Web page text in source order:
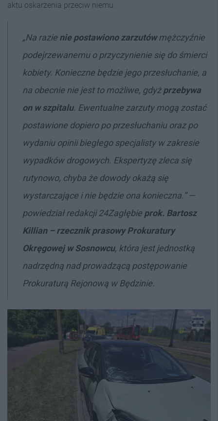
aktu oskarżenia przeciw niemu.
„Na razie nie postawiono zarzutówmężczyźnie
podejrzewanemu o przyczynienie się do śmierci
kobiety. Konieczne będzie jego przesłuchanie, a
na obecnie nie jest to możliwe, gdyżprzebywa
on w szpitalu. Ewentualne zarzuty mogą zostać
postawione dopiero po przesłuchaniu oraz po
wydaniu opinii biegłego specjalisty w zakresie
wypadków drogowych. Ekspertyzę zleca się
rutynowo, chyba że dowody okażą się
wystarczające i nie będzie ona konieczna.”—
powiedział redakcji 24Zagłębie prok. Bartosz
Killian – rzecznik prasowy Prokuratury
Okręgowej w Sosnowcu, która jest jednostką
nadrzędną nad prowadzącą postępowanie
Prokuraturą Rejonową w Będzinie.